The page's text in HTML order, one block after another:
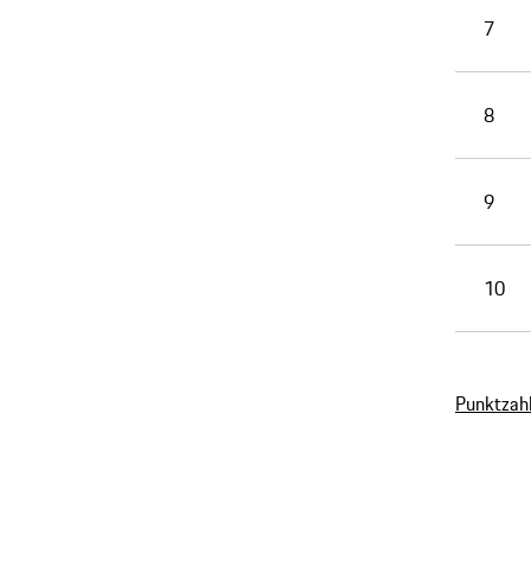
7
8
9
10
Punktzahl